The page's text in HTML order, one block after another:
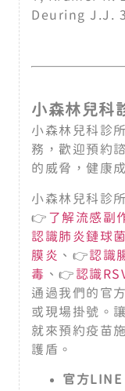
Deuring J.J.
小森林兒科
小森林兒科診
務，歡迎預約
的威脅，健康
小森林兒科診
👉 了解流感副
認識肺炎鏈球菌
膜炎 、👉認識
毒 、👉認識
通過我們的官
或現場掛號。
就來預約疫苗
護盾。
官方LINE